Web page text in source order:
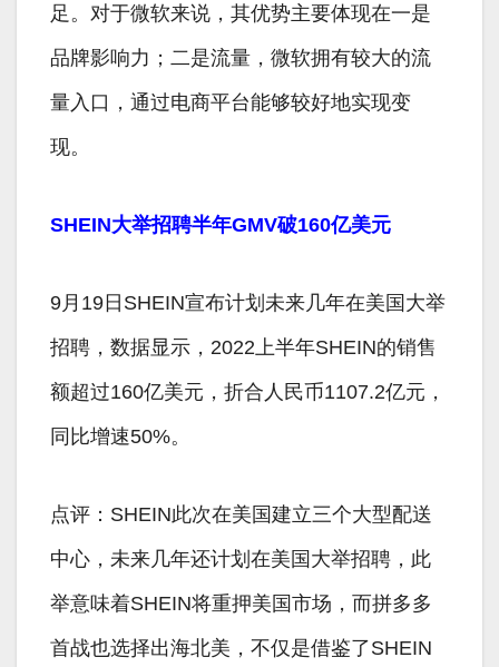
足。对于微软来说，其优势主要体现在一是
品牌影响力；二是流量，微软拥有较大的流
量入口，通过电商平台能够较好地实现变
现。
SHEIN大举招聘半年GMV破160亿美元
9月19日SHEIN宣布计划未来几年在美国大举
招聘，数据显示，2022上半年SHEIN的销售
额超过160亿美元，折合人民币1107.2亿元，
同比增速50%。
点评：SHEIN此次在美国建立三个大型配送
中心，未来几年还计划在美国大举招聘，此
举意味着SHEIN将重押美国市场，而拼多多
首战也选择出海北美，不仅是借鉴了SHEIN